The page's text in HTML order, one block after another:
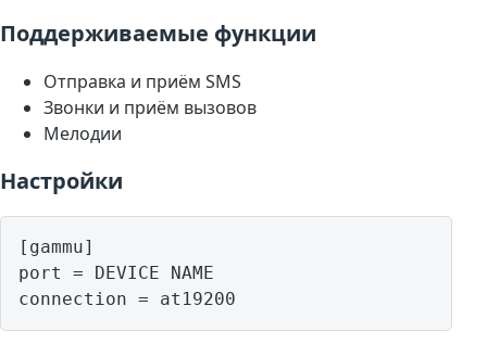
Поддерживаемые функции
Отправка и приём SMS
Звонки и приём вызовов
Мелодии
Настройки
[gammu]
port = DEVICE NAME